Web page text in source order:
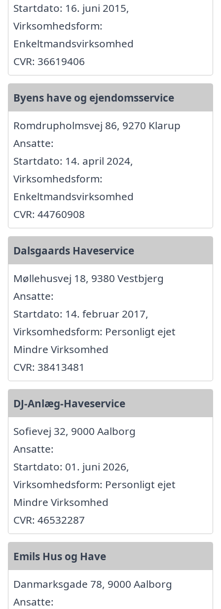
Startdato: 16. juni 2015,
Virksomhedsform:
Enkeltmandsvirksomhed
CVR: 36619406
Byens have og ejendomsservice
Romdrupholmsvej 86, 9270 Klarup
Ansatte:
Startdato: 14. april 2024,
Virksomhedsform:
Enkeltmandsvirksomhed
CVR: 44760908
Dalsgaards Haveservice
Møllehusvej 18, 9380 Vestbjerg
Ansatte:
Startdato: 14. februar 2017,
Virksomhedsform: Personligt ejet
Mindre Virksomhed
CVR: 38413481
DJ-Anlæg-Haveservice
Sofievej 32, 9000 Aalborg
Ansatte:
Startdato: 01. juni 2026,
Virksomhedsform: Personligt ejet
Mindre Virksomhed
CVR: 46532287
Emils Hus og Have
Danmarksgade 78, 9000 Aalborg
Ansatte: